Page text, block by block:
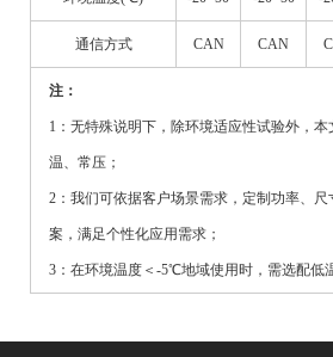
通信方式 CAN CAN
注：
1：无特殊说明下，除环境适应性试验外，
温、常压；
2：我们可依据客户场景需求，定制功率、
案，满足个性化应用需求；
3：在环境温度＜-5℃地域使用时，需选配低